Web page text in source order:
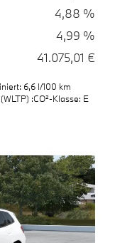
4,88 %
4,99 %
41.075,01 €
6,6 l/100 km
:CO²-Klasse: E